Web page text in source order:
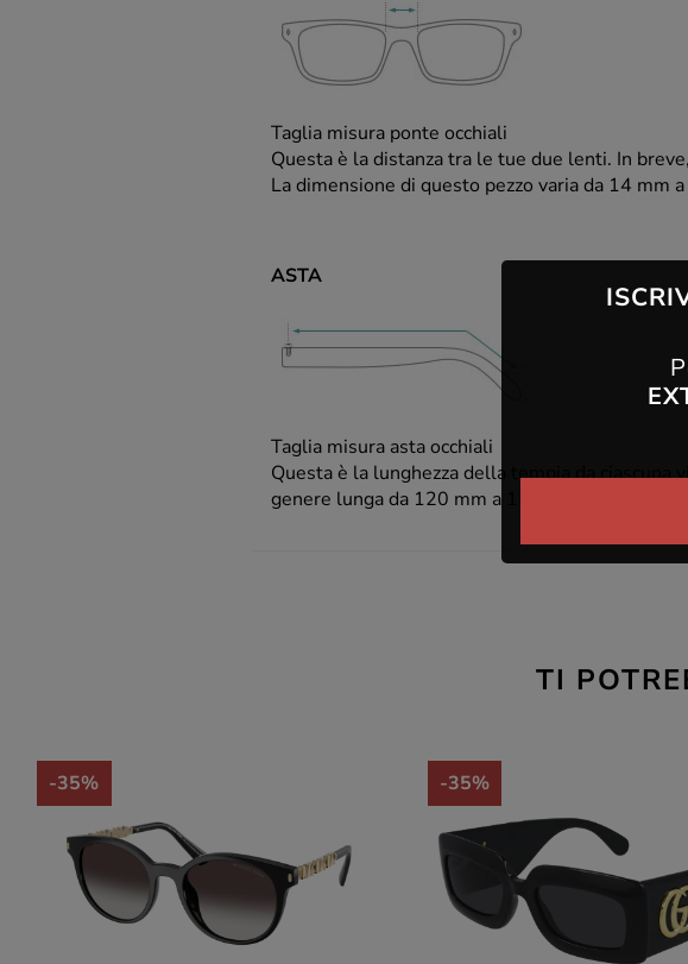
Taglia misura ponte occhiali
Questa è la distanza tra le tue due lenti. In
La dimensione di questo pezzo varia da 14 mm
ASTA
Taglia misura asta occhiali
Questa è la lunghezza della tempia da
genere lunga da 120 mm a 150 mm.
TI
-35% -35%